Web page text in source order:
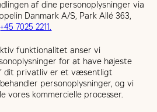
af dine personoplysninger via
Danmark A/S, Park Allé 363,
+45 7025 2211.
funktionalitet anser vi
for at have højeste
dit privatliv er et væsentligt
personoplysninger, og vi
vores kommercielle processer.